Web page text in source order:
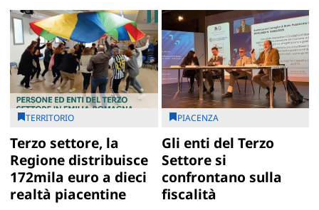
TERRITORIO
Terzo settore, la
Regione distribuisce
172mila euro a dieci
realtà piacentine
PIACENZA
Gli enti del Terzo
Settore si
confrontano sulla
fiscalità